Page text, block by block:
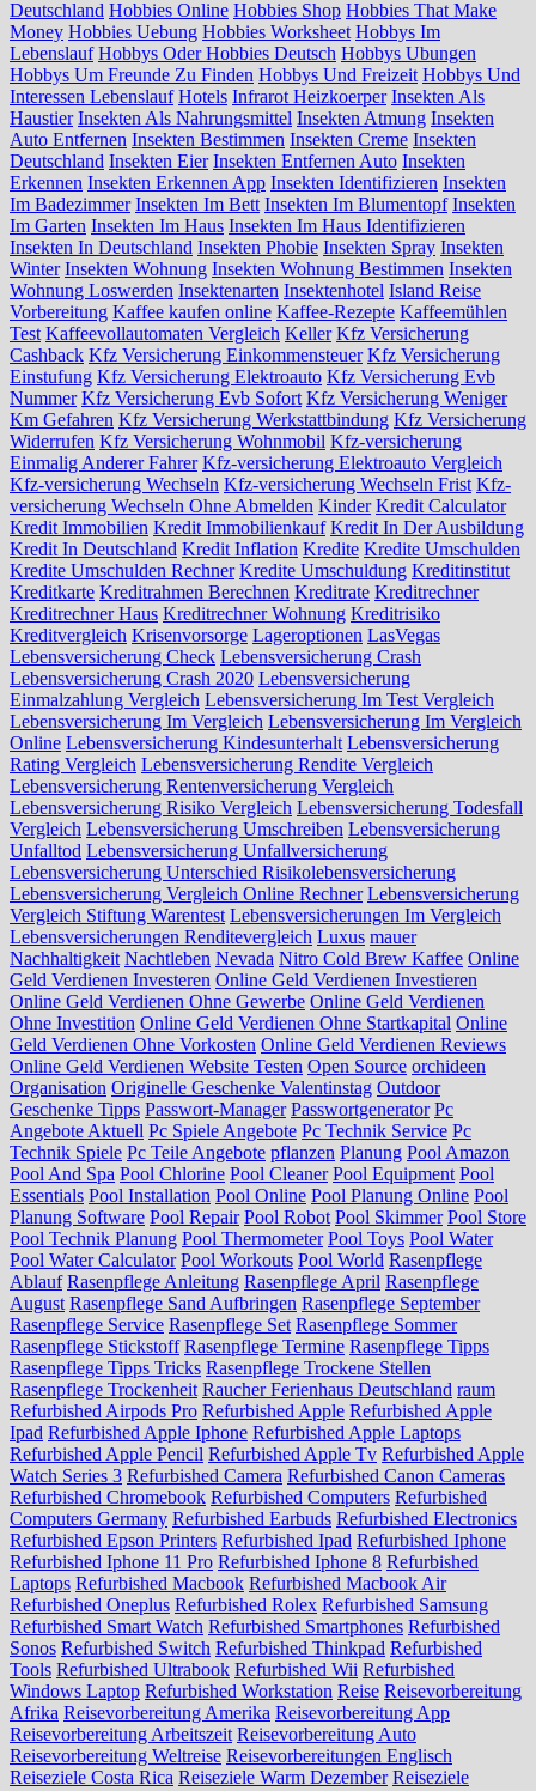
Deutschland Hobbies Online Hobbies Shop Hobbies That Make
Money Hobbies Uebung Hobbies Worksheet Hobbys Im
Lebenslauf Hobbys Oder Hobbies Deutsch Hobbys Ubungen
Hobbys Um Freunde Zu Finden Hobbys Und Freizeit Hobbys Und
Interessen Lebenslauf Hotels Infrarot Heizkoerper Insekten Als
Haustier Insekten Als Nahrungsmittel Insekten Atmung Insekten
Auto Entfernen Insekten Bestimmen Insekten Creme Insekten
Deutschland Insekten Eier Insekten Entfernen Auto Insekten
Erkennen Insekten Erkennen App Insekten Identifizieren Insekten
Im Badezimmer Insekten Im Bett Insekten Im Blumentopf Insekten
Im Garten Insekten Im Haus Insekten Im Haus Identifizieren
Insekten In Deutschland Insekten Phobie Insekten Spray Insekten
Winter Insekten Wohnung Insekten Wohnung Bestimmen Insekten
Wohnung Loswerden Insektenarten Insektenhotel Island Reise
Vorbereitung Kaffee kaufen online Kaffee-Rezepte Kaffeemühlen
Test Kaffeevollautomaten Vergleich Keller Kfz Versicherung
Cashback Kfz Versicherung Einkommensteuer Kfz Versicherung
Einstufung Kfz Versicherung Elektroauto Kfz Versicherung Evb
Nummer Kfz Versicherung Evb Sofort Kfz Versicherung Weniger
Km Gefahren Kfz Versicherung Werkstattbindung Kfz Versicherung
Widerrufen Kfz Versicherung Wohnmobil Kfz-versicherung
Einmalig Anderer Fahrer Kfz-versicherung Elektroauto Vergleich
Kfz-versicherung Wechseln Kfz-versicherung Wechseln Frist Kfz-
versicherung Wechseln Ohne Abmelden Kinder Kredit Calculator
Kredit Immobilien Kredit Immobilienkauf Kredit In Der Ausbildung
Kredit In Deutschland Kredit Inflation Kredite Kredite Umschulden
Kredite Umschulden Rechner Kredite Umschuldung Kreditinstitut
Kreditkarte Kreditrahmen Berechnen Kreditrate Kreditrechner
Kreditrechner Haus Kreditrechner Wohnung Kreditrisiko
Kreditvergleich Krisenvorsorge Lageroptionen LasVegas
Lebensversicherung Check Lebensversicherung Crash
Lebensversicherung Crash 2020 Lebensversicherung
Einmalzahlung Vergleich Lebensversicherung Im Test Vergleich
Lebensversicherung Im Vergleich Lebensversicherung Im Vergleich
Online Lebensversicherung Kindesunterhalt Lebensversicherung
Rating Vergleich Lebensversicherung Rendite Vergleich
Lebensversicherung Rentenversicherung Vergleich
Lebensversicherung Risiko Vergleich Lebensversicherung Todesfall
Vergleich Lebensversicherung Umschreiben Lebensversicherung
Unfalltod Lebensversicherung Unfallversicherung
Lebensversicherung Unterschied Risikolebensversicherung
Lebensversicherung Vergleich Online Rechner Lebensversicherung
Vergleich Stiftung Warentest Lebensversicherungen Im Vergleich
Lebensversicherungen Renditevergleich Luxus mauer
Nachhaltigkeit Nachtleben Nevada Nitro Cold Brew Kaffee Online
Geld Verdienen Investeren Online Geld Verdienen Investieren
Online Geld Verdienen Ohne Gewerbe Online Geld Verdienen
Ohne Investition Online Geld Verdienen Ohne Startkapital Online
Geld Verdienen Ohne Vorkosten Online Geld Verdienen Reviews
Online Geld Verdienen Website Testen Open Source orchideen
Organisation Originelle Geschenke Valentinstag Outdoor
Geschenke Tipps Passwort-Manager Passwortgenerator Pc
Angebote Aktuell Pc Spiele Angebote Pc Technik Service Pc
Technik Spiele Pc Teile Angebote pflanzen Planung Pool Amazon
Pool And Spa Pool Chlorine Pool Cleaner Pool Equipment Pool
Essentials Pool Installation Pool Online Pool Planung Online Pool
Planung Software Pool Repair Pool Robot Pool Skimmer Pool Store
Pool Technik Planung Pool Thermometer Pool Toys Pool Water
Pool Water Calculator Pool Workouts Pool World Rasenpflege
Ablauf Rasenpflege Anleitung Rasenpflege April Rasenpflege
August Rasenpflege Sand Aufbringen Rasenpflege September
Rasenpflege Service Rasenpflege Set Rasenpflege Sommer
Rasenpflege Stickstoff Rasenpflege Termine Rasenpflege Tipps
Rasenpflege Tipps Tricks Rasenpflege Trockene Stellen
Rasenpflege Trockenheit Raucher Ferienhaus Deutschland raum
Refurbished Airpods Pro Refurbished Apple Refurbished Apple
Ipad Refurbished Apple Iphone Refurbished Apple Laptops
Refurbished Apple Pencil Refurbished Apple Tv Refurbished Apple
Watch Series 3 Refurbished Camera Refurbished Canon Cameras
Refurbished Chromebook Refurbished Computers Refurbished
Computers Germany Refurbished Earbuds Refurbished Electronics
Refurbished Epson Printers Refurbished Ipad Refurbished Iphone
Refurbished Iphone 11 Pro Refurbished Iphone 8 Refurbished
Laptops Refurbished Macbook Refurbished Macbook Air
Refurbished Oneplus Refurbished Rolex Refurbished Samsung
Refurbished Smart Watch Refurbished Smartphones Refurbished
Sonos Refurbished Switch Refurbished Thinkpad Refurbished
Tools Refurbished Ultrabook Refurbished Wii Refurbished
Windows Laptop Refurbished Workstation Reise Reisevorbereitung
Afrika Reisevorbereitung Amerika Reisevorbereitung App
Reisevorbereitung Arbeitszeit Reisevorbereitung Auto
Reisevorbereitung Weltreise Reisevorbereitungen Englisch
Reiseziele Costa Rica Reiseziele Warm Dezember Reiseziele